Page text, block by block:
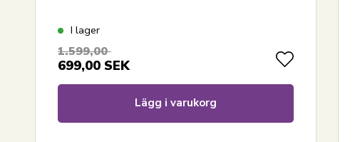
I lager
1.599,00
699,00 SEK
Lägg i varukorg